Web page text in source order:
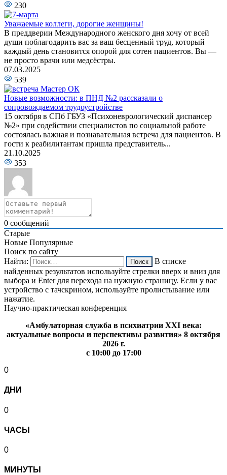
230
Уважаемые коллеги, дорогие женщины!
В преддверии Международного женского дня хочу от всей
души поблагодарить вас за ваш бесценный труд, который
каждый день становится опорой для сотен пациентов. Вы —
не просто врачи или медсёстры.
07.03.2025
539
Новые возможности: в ПНД №2 рассказали о
сопровождаемом трудоустройстве
15 октября в СПб ГБУЗ «Психоневрологический диспансер
№2» при содействии специалистов по социальной работе
состоялась важная и познавательная встреча для пациентов. В
гости к реабилитантам пришла представитель...
21.10.2025
353
0 сообщений
Старые
Новые Популярные
Поиск по сайту
Найти:
В списке
найденных результатов используйте стрелки вверх и вниз для
выбора и Enter для перехода на нужную страницу. Если у вас
устройство с тачскрином, используйте пролистывание или
нажатие.
Научно-практическая конференция
«Амбулаторная служба в психиатрии XXI века:
актуальные вопросы и перспективы развития» 8 октября
2026 г.
с 10:00 до 17:00
0
ДНИ
0
ЧАСЫ
0
МИНУТЫ